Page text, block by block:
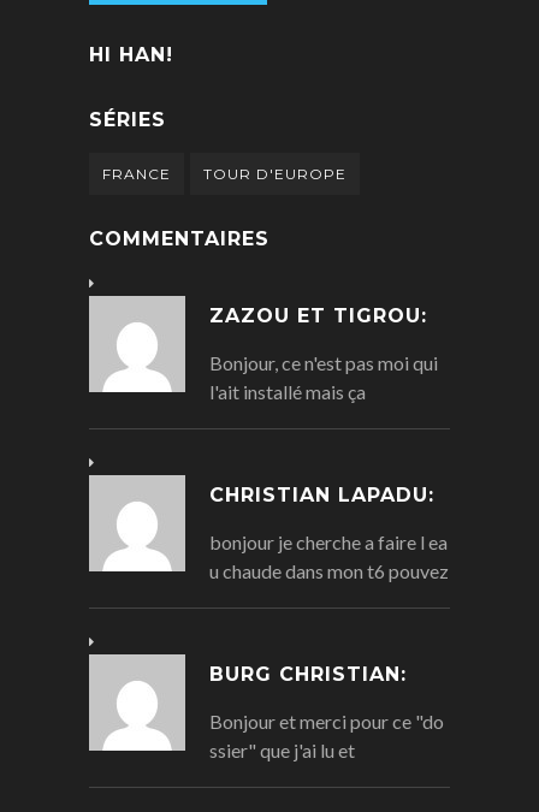
HI HAN!
SÉRIES
FRANCE TOUR D'EUROPE
COMMENTAIRES
ZAZOU ET TIGROU:
Bonjour, ce n'est pas moi qui
l'ait installé mais ça
CHRISTIAN LAPADU:
bonjour je cherche a faire l ea
u chaude dans mon t6 pouvez
BURG CHRISTIAN:
Bonjour et merci pour ce "do
ssier" que j'ai lu et